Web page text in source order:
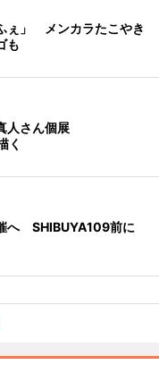
ぇ」 メンカラたこやき
も
人さん個展
く
へ SHIBUYA109前に